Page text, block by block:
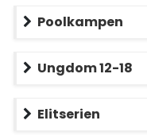
Poolkampen
Ungdom 12-18
Elitserien